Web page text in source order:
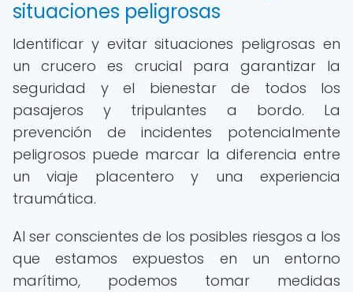
situaciones peligrosas
Identificar y evitar situaciones peligrosas en
un crucero es crucial para garantizar la
seguridad y el bienestar de todos los
pasajeros y tripulantes a bordo. La
prevención de incidentes potencialmente
peligrosos puede marcar la diferencia entre
un viaje placentero y una experiencia
traumática.
Al ser conscientes de los posibles riesgos a los
que estamos expuestos en un entorno
marítimo, podemos tomar medidas